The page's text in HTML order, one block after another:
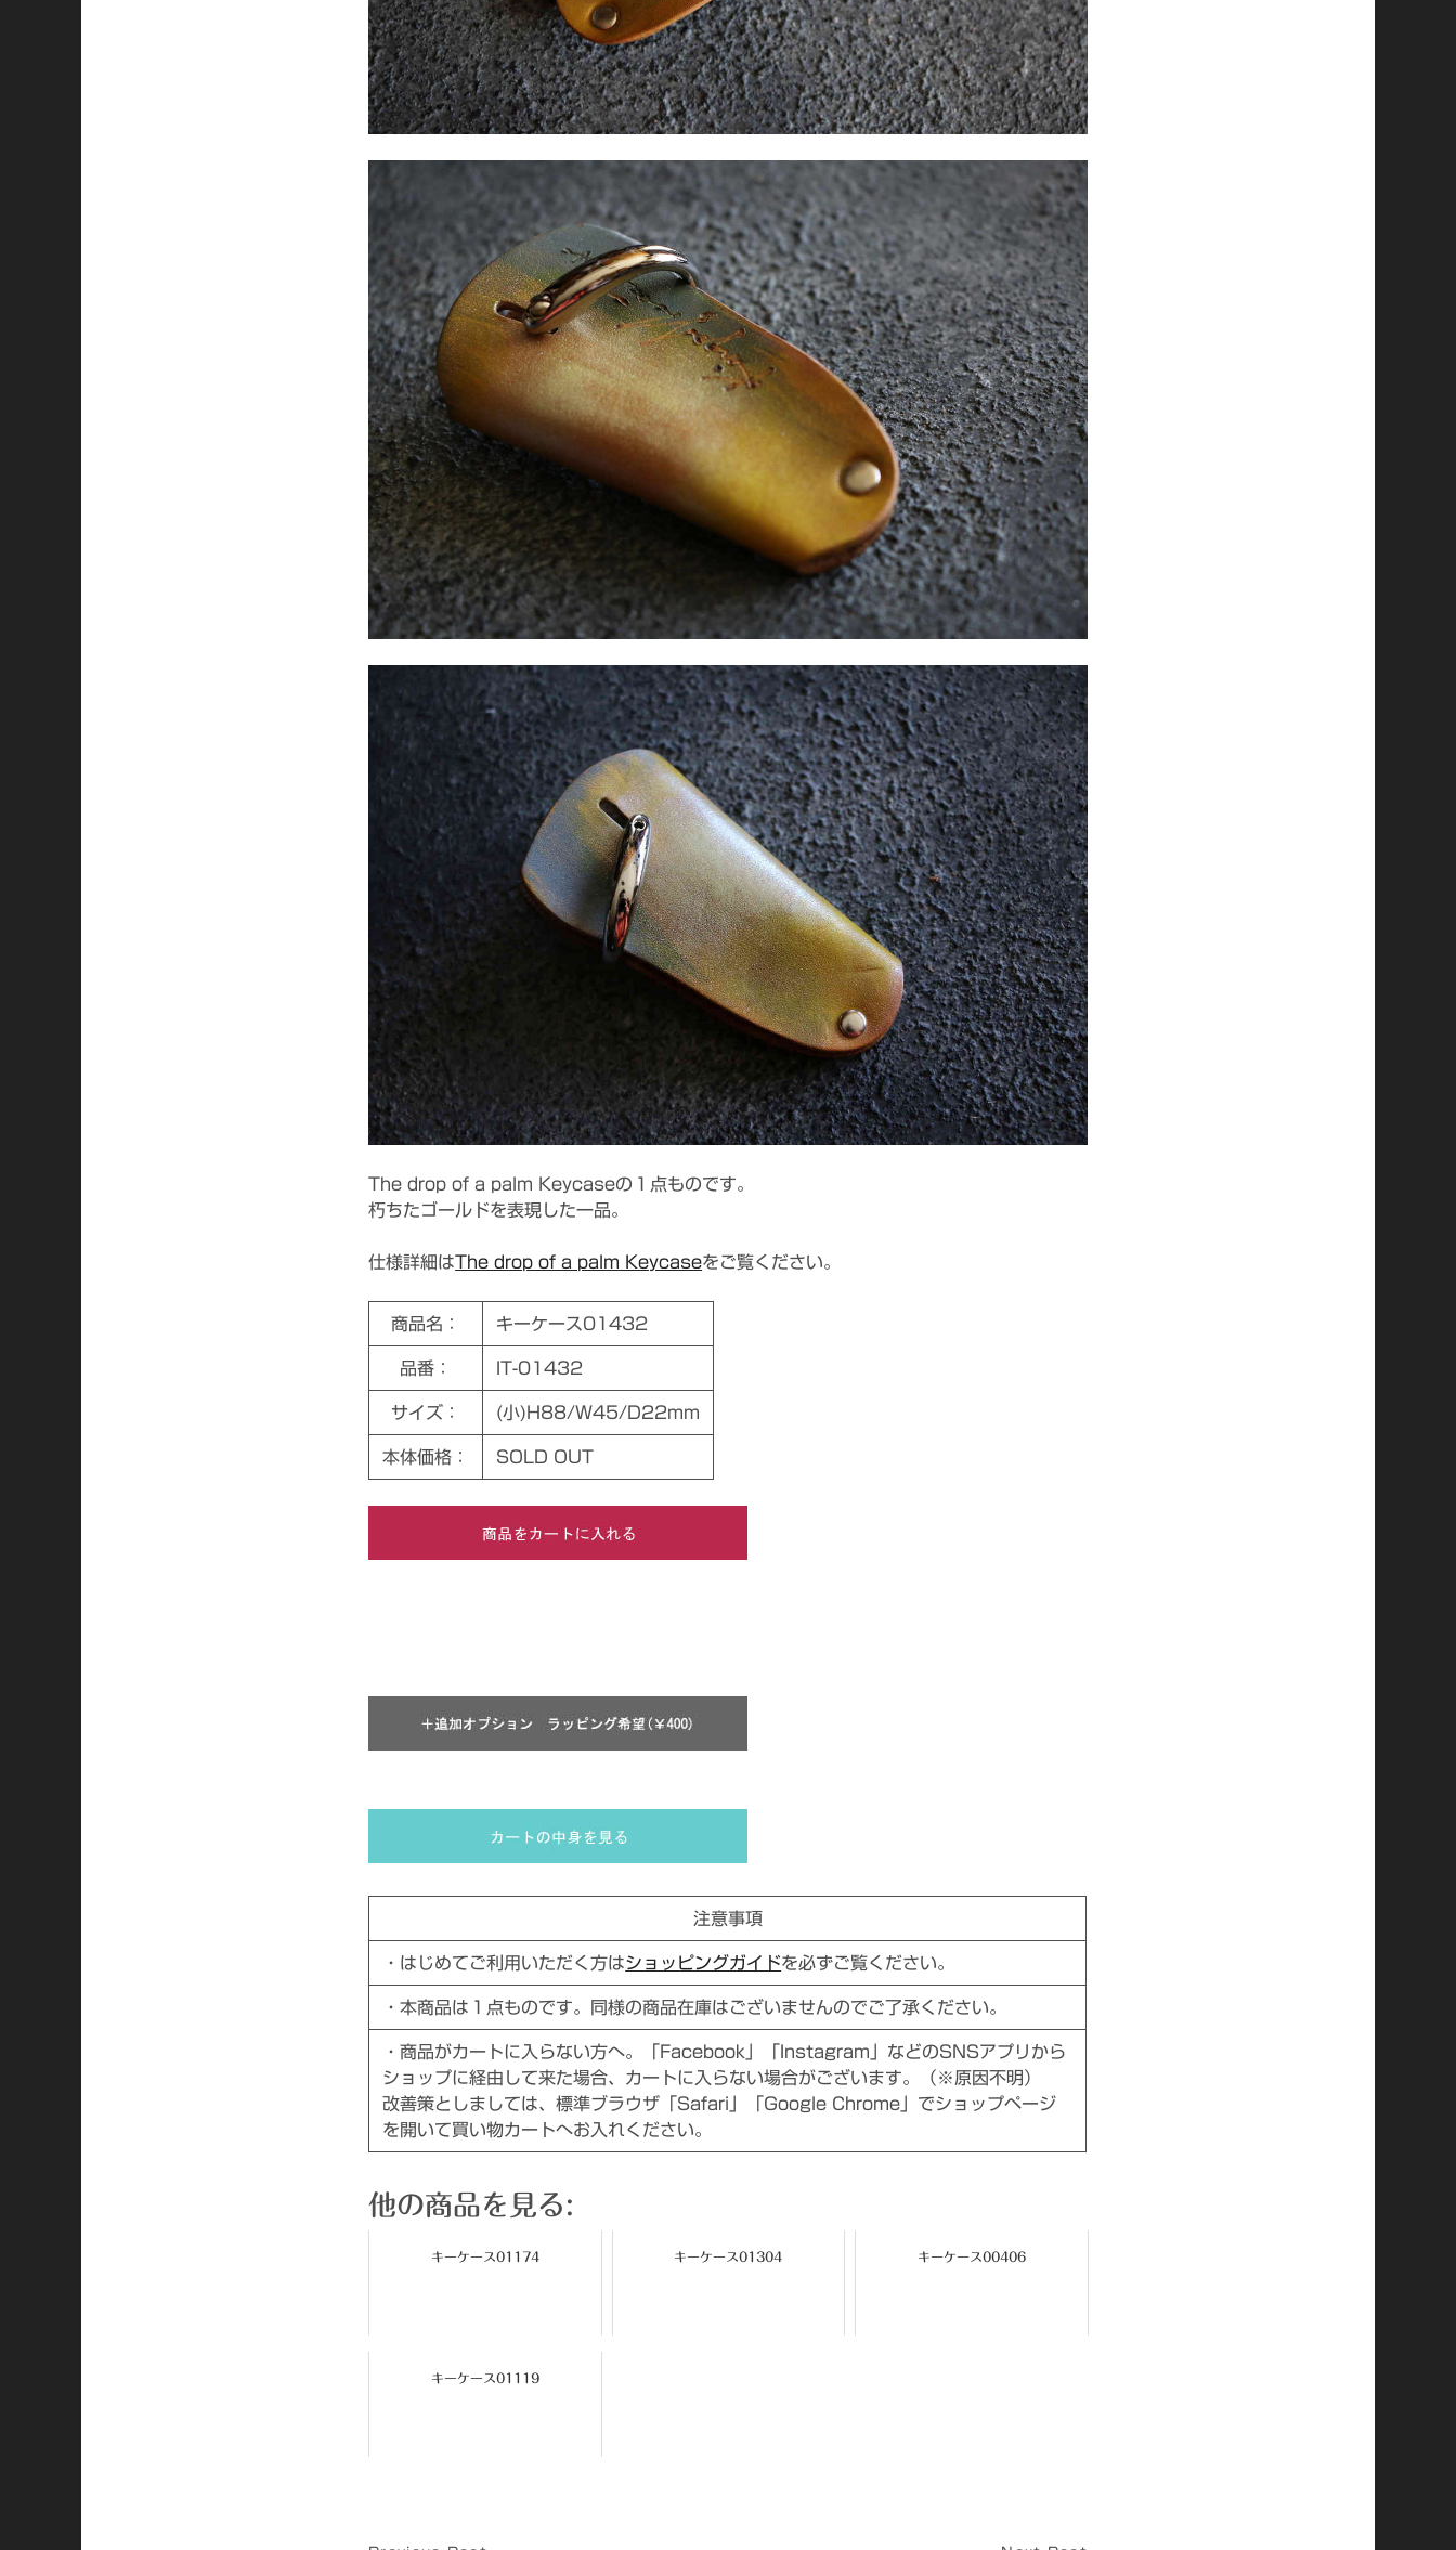
The drop of a palm Keycaseの１点ものです。
朽ちたゴールドを表現した一品。
仕様詳細はThe drop of a palm Keycaseをご覧ください。
商品名： キーケース01432
品番： IT-01432
サイズ： (小)H88/W45/D22mm
本体価格： SOLD OUT
注意事項
・はじめてご利用いただく方はショッピングガイドを必ずご覧ください。
・本商品は１点ものです。同様の商品在庫はございませんのでご了承ください。
・商品がカートに入らない方へ。「Facebook」「Instagram」などのSNSアプリから
ショップに経由して来た場合、カートに入らない場合がございます。（※原因不明）
改善策としましては、標準ブラウザ「Safari」「Google Chrome」でショップページ
を開いて買い物カートへお入れください。
他の商品を見る:
キーケース01174 キーケース01304 キーケース00406
キーケース01119